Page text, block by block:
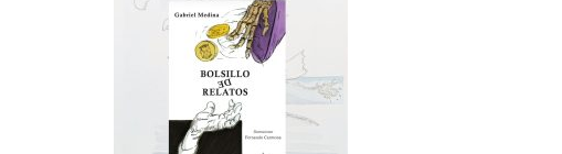
de
los
Juegos
Epade
2027